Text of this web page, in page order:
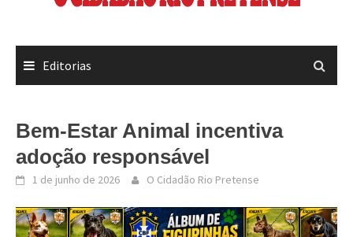
Editorias
Bem-Estar Animal incentiva
adoção responsável
1 de junho de 2026 O Cidadão Rio Pretense